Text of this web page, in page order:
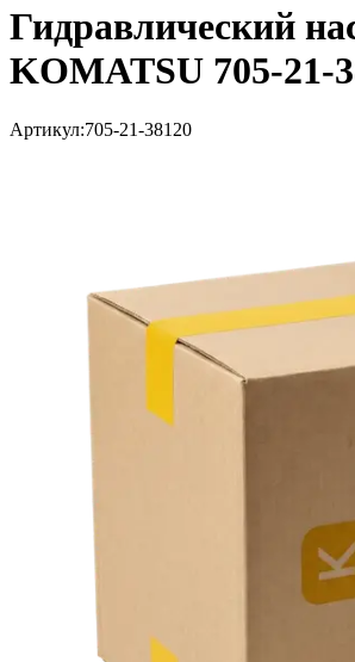
Гидравлический
KOMATSU 705-21-
Артикул:705-21-38120